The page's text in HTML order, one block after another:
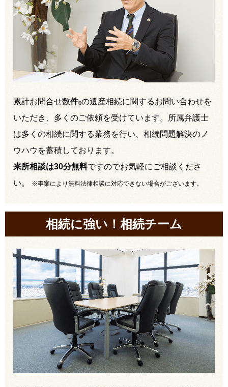
累計お問合せ数件()の遺産相続に関するお問い合わせを
いただき、多くのご依頼を受けています。所属弁護士
は多くの相続に関する業務を行い、相続問題解決のノ
ウハウを蓄積しております。
来所相談は30分無料ですのでお気軽にご相談くださ
い。
※事案により無料法律相談に対応できない場合がございます。
相続に強い！相続チーム